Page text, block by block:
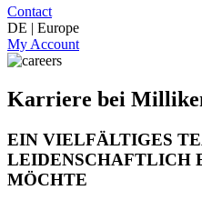
Contact
DE | Europe
My Account
Karriere bei
EIN VIELFÄLTIGES
LEIDENSCHAFTLICH
MÖCHTE